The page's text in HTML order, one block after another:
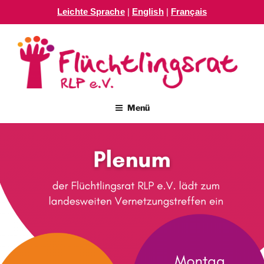
Leichte Sprache| English| Français
Inhalt
springen
FLÜCHTLINGSRAT RLP E.V.
Menü